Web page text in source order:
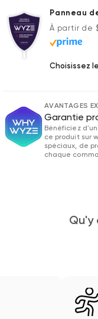
Panneau
Prix
À partir de
Choisissez
AVANTAGES
Garantie
Bénéficiez
ce produit sur
spéciaux, de
chaque
Qu'y